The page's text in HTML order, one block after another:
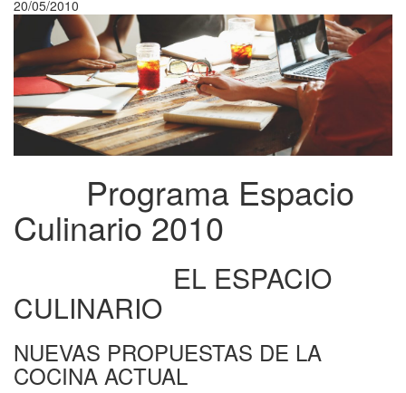
20/05/2010
Programa Espacio
Culinario 2010
EL ESPACIO
CULINARIO
NUEVAS PROPUESTAS DE LA
COCINA ACTUAL